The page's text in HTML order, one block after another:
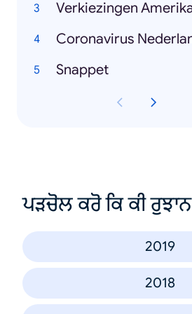
Verkiezingen
Coronavirus
Snappet
ਪੜਚੋਲ ਕਰੋ ਕਿ ਕੀ
2019
2018